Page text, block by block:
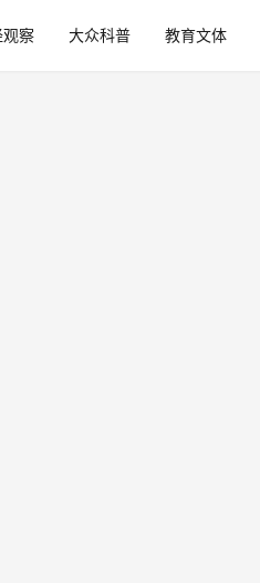
观察 大众科普 教育文体